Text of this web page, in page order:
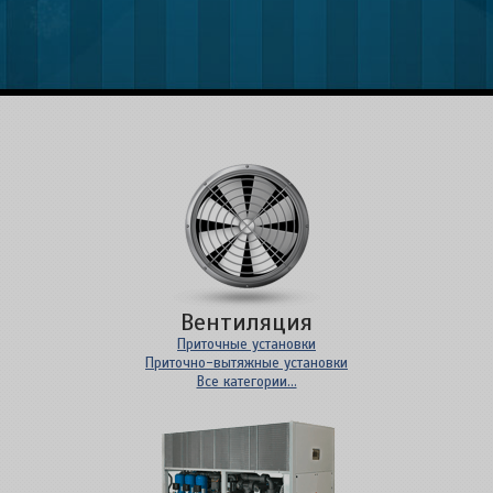
Вентиляция
Приточные установки
Приточно-вытяжные установки
Все категории...